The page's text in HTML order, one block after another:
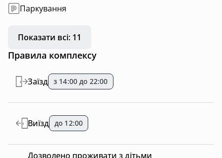
Паркування
Показати всі: 11
Правила комплексу
Заїзд з 14:00 до 22:00
Виїзд до 12:00
Дозволено проживати з дітьми